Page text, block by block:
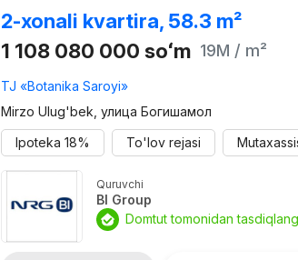
2-xonali kvartira, 58.3 m²
1 108 080 000 soʻm 19M / m²
TJ «Botanika Saroyi»
Mirzo Ulug'bek, улица Богишамол
Ipoteka18% To'lov rejasi
Quruvchi
BI Group
Domtut tomonidan